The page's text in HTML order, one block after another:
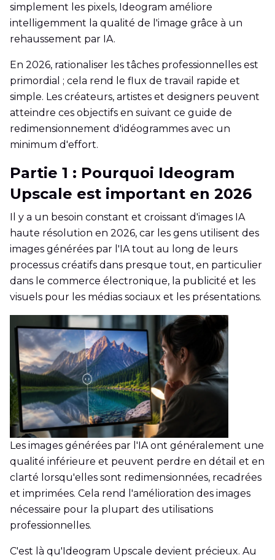
simplement les pixels, Ideogram améliore
intelligemment la qualité de l'image grâce à un
rehaussement par IA.
En 2026, rationaliser les tâches professionnelles est
primordial ; cela rend le flux de travail rapide et
simple. Les créateurs, artistes et designers peuvent
atteindre ces objectifs en suivant ce guide de
redimensionnement d'idéogrammes avec un
minimum d'effort.
Partie 1 : Pourquoi Ideogram
Upscale est important en 2026
Il y a un besoin constant et croissant d'images IA
haute résolution en 2026, car les gens utilisent des
images générées par l'IA tout au long de leurs
processus créatifs dans presque tout, en particulier
dans le commerce électronique, la publicité et les
visuels pour les médias sociaux et les présentations.
Les images générées par l'IA ont généralement une
qualité inférieure et peuvent perdre en détail et en
clarté lorsqu'elles sont redimensionnées, recadrées
et imprimées. Cela rend l'amélioration des images
nécessaire pour la plupart des utilisations
professionnelles.
C'est là qu'Ideogram Upscale devient précieux. Au